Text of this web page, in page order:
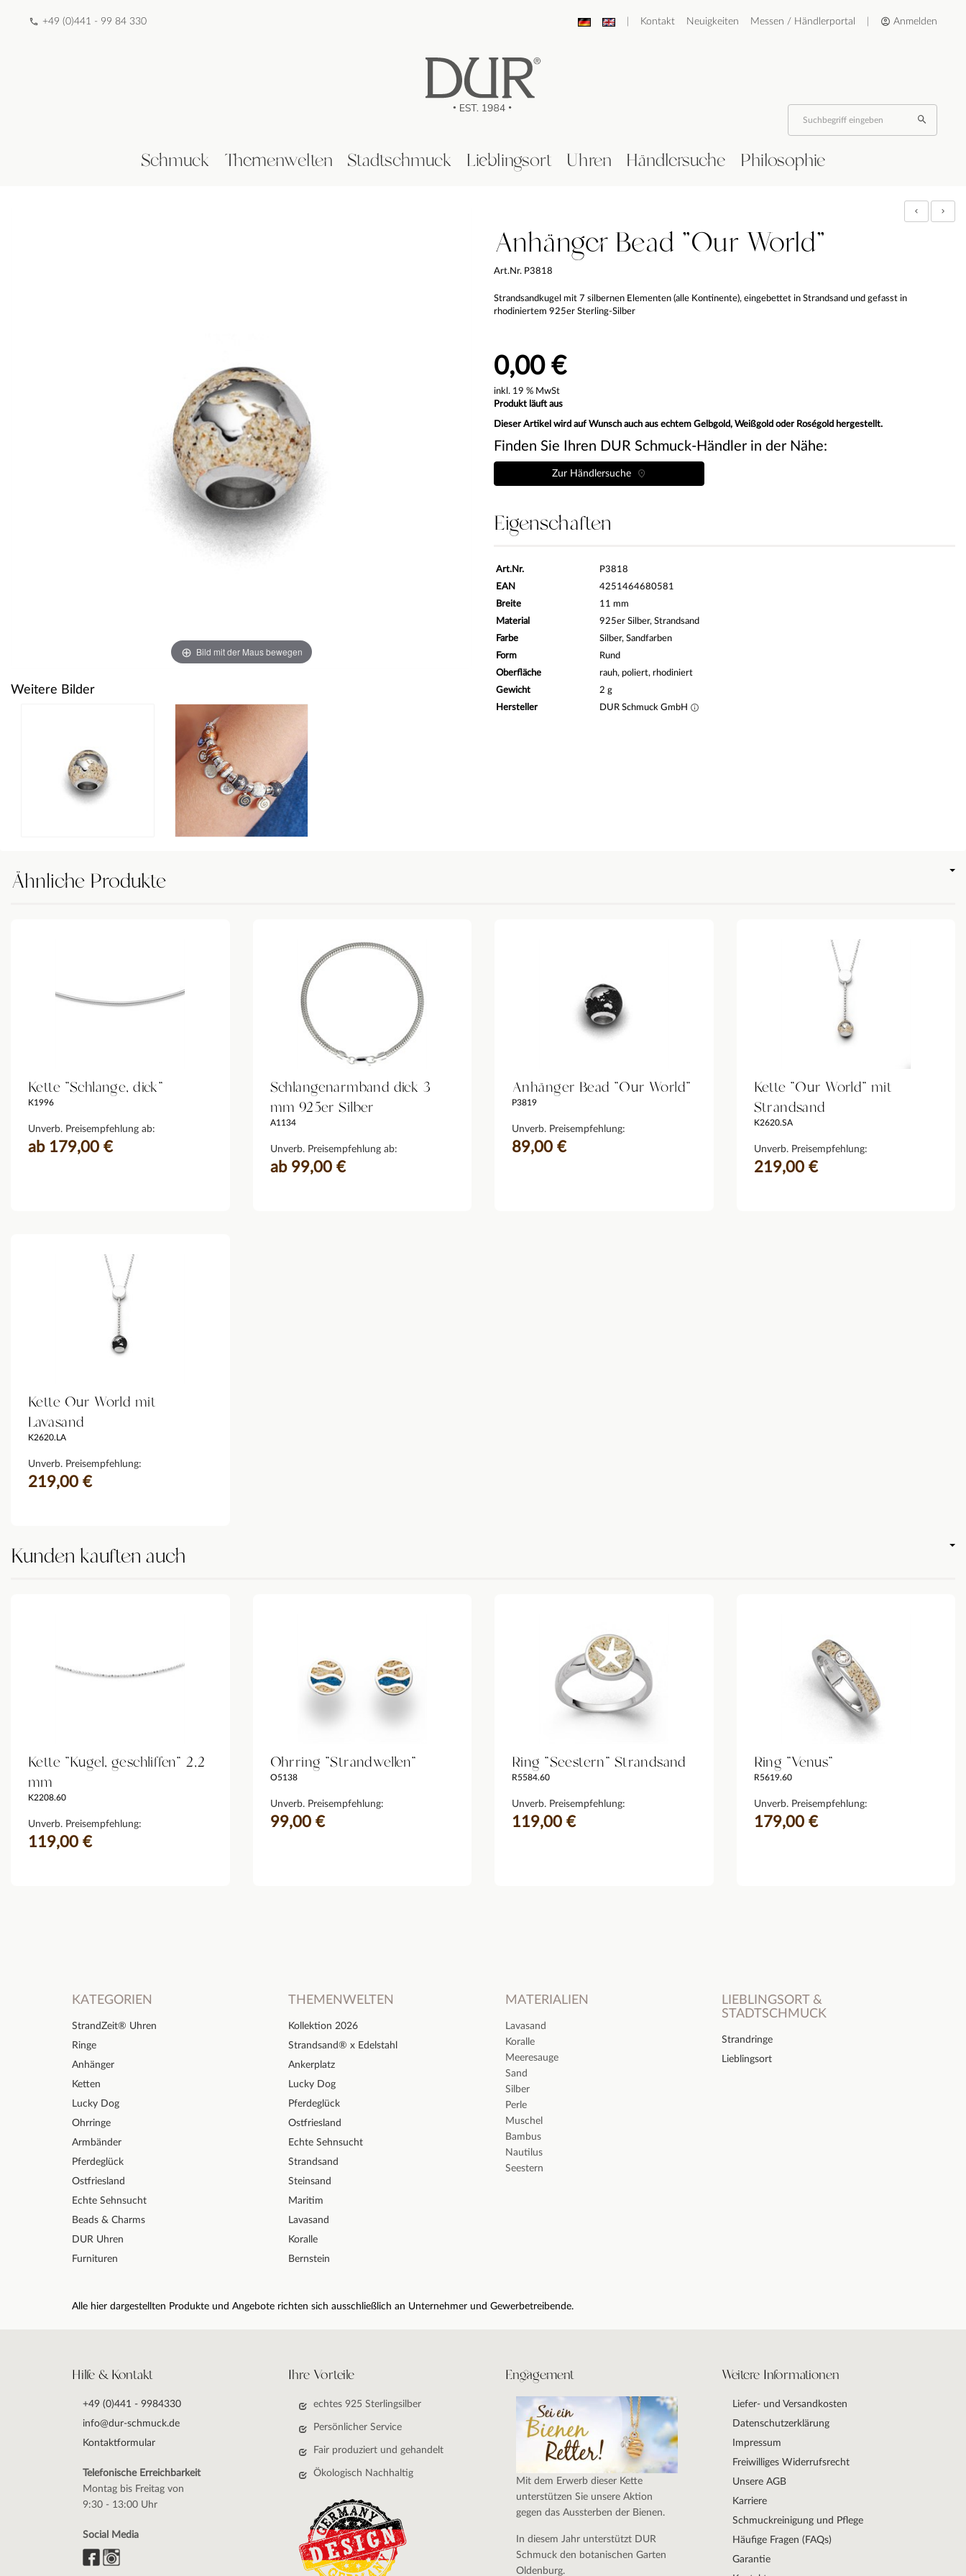
+49 (0)441 - 99 84 330 Kontakt Neuigkeiten Messen / Händlerportal Anmelden
Schmuck Themenwelten Stadtschmuck Lieblingsort Uhren Händlersuche Philosophie
Bild mit der Maus bewegen
Weitere Bilder
Anhänger Bead "Our World"
Art.Nr. P3818
Strandsandkugel mit 7 silbernen Elementen (alle Kontinente), eingebettet in Strandsand und gefasst in
rhodiniertem 925er Sterling-Silber
0,00 €
inkl. 19 % MwSt
Produkt läuft aus
Dieser Artikel wird auf Wunsch auch aus echtem Gelbgold, Weißgold oder Roségold hergestellt.
Finden Sie Ihren DUR Schmuck-Händler in der Nähe:
Zur Händlersuche
Eigenschaften
Art.Nr.
P3818
EAN
4251464680581
Breite
11 mm
Material
925er Silber, Strandsand
Farbe
Silber, Sandfarben
Form
Rund
Oberfläche
rauh, poliert, rhodiniert
Gewicht
2 g
Hersteller
DUR Schmuck GmbH
Ähnliche Produkte
Kette "Schlange, dick"
K1996
Unverb. Preisempfehlung ab:
ab 179,00 €
Schlangenarmband dick 3
mm 925er Silber
A1134
Unverb. Preisempfehlung ab:
ab 99,00 €
Anhänger Bead "Our World"
P3819
Unverb. Preisempfehlung:
89,00 €
Kette "Our World" mit
Strandsand
K2620.SA
Unverb. Preisempfehlung:
219,00 €
Kette Our World mit
Lavasand
K2620.LA
Unverb. Preisempfehlung:
219,00 €
Kunden kauften auch
Kette "Kugel, geschliffen" 2,2
mm
K2208.60
Unverb. Preisempfehlung:
119,00 €
Ohrring "Strandwellen"
O5138
Unverb. Preisempfehlung:
99,00 €
Ring "Seestern" Strandsand
R5584.60
Unverb. Preisempfehlung:
119,00 €
Ring "Venus"
R5619.60
Unverb. Preisempfehlung:
179,00 €
KATEGORIEN
StrandZeit® Uhren
Ringe
Anhänger
Ketten
Lucky Dog
Ohrringe
Armbänder
Pferdeglück
Ostfriesland
Echte Sehnsucht
Beads & Charms
DUR Uhren
Furnituren
THEMENWELTEN
Kollektion 2026
Strandsand® x Edelstahl
Ankerplatz
Lucky Dog
Pferdeglück
Ostfriesland
Echte Sehnsucht
Strandsand
Steinsand
Maritim
Lavasand
Koralle
Bernstein
MATERIALIEN
Lavasand
Koralle
Meeresauge
Sand
Silber
Perle
Muschel
Bambus
Nautilus
Seestern
LIEBLINGSORT &
STADTSCHMUCK
Strandringe
Lieblingsort
Alle hier dargestellten Produkte und Angebote richten sich ausschließlich an Unternehmer und Gewerbetreibende.
Hilfe & Kontakt
+49 (0)441 - 9984330
info@dur-schmuck.de
Kontaktformular
Telefonische Erreichbarkeit
Montag bis Freitag von
9:30 - 13:00 Uhr
Social Media
Ihre Vorteile
echtes 925 Sterlingsilber
Persönlicher Service
Fair produziert und gehandelt
Ökologisch Nachhaltig
Engagement
Mit dem Erwerb dieser Kette
unterstützen Sie unsere Aktion
gegen das Aussterben der Bienen.
In diesem Jahr unterstützt DUR
Schmuck den botanischen Garten
Oldenburg.
Weitere Informationen
Liefer- und Versandkosten
Datenschutzerklärung
Impressum
Freiwilliges Widerrufsrecht
Unsere AGB
Karriere
Schmuckreinigung und Pflege
Häufige Fragen (FAQs)
Garantie